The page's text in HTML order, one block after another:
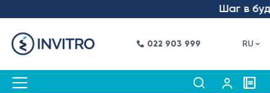
Шаг в
022 903 999 RU